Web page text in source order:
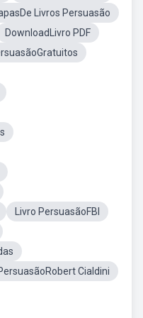
Livros Persuasão
DownloadLivro PDF
Livro PersuasãoFBI
Cialdini